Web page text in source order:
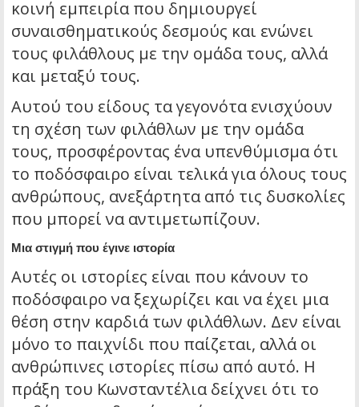
κοινή εμπειρία που δημιουργεί
συναισθηματικούς δεσμούς και ενώνει
τους φιλάθλους με την ομάδα τους, αλλά
και μεταξύ τους.
Αυτού του είδους τα γεγονότα ενισχύουν
τη σχέση των φιλάθλων με την ομάδα
τους, προσφέροντας ένα υπενθύμισμα ότι
το ποδόσφαιρο είναι τελικά για όλους τους
ανθρώπους, ανεξάρτητα από τις δυσκολίες
που μπορεί να αντιμετωπίζουν.
Μια στιγμή που έγινε ιστορία
Αυτές οι ιστορίες είναι που κάνουν το
ποδόσφαιρο να ξεχωρίζει και να έχει μια
θέση στην καρδιά των φιλάθλων. Δεν είναι
μόνο το παιχνίδι που παίζεται, αλλά οι
ανθρώπινες ιστορίες πίσω από αυτό. Η
πράξη του Κωνσταντέλια δείχνει ότι το